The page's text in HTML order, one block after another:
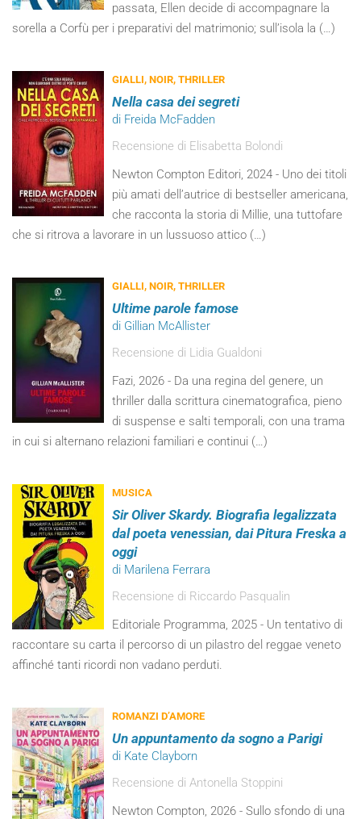
passata, Ellen decide di accompagnare la
sorella a Corfù per i preparativi del matrimonio; sull’isola la (…)
GIALLI, NOIR, THRILLER
Nella casa dei segreti
di Freida McFadden
Recensione di Elisabetta Bolondi
Newton Compton Editori, 2024 - Uno dei titoli
più amati dell’autrice di bestseller americana,
che racconta la storia di Millie, una tuttofare
che si ritrova a lavorare in un lussuoso attico (…)
GIALLI, NOIR, THRILLER
Ultime parole famose
di Gillian McAllister
Recensione di Lidia Gualdoni
Fazi, 2026 - Da una regina del genere, un
thriller dalla scrittura cinematografica, pieno
di suspense e salti temporali, con una trama
in cui si alternano relazioni familiari e continui (…)
MUSICA
Sir Oliver Skardy. Biografia legalizzata
dal poeta venessian, dai Pitura Freska a
oggi
di Marilena Ferrara
Recensione di Riccardo Pasqualin
Editoriale Programma, 2025 - Un tentativo di
raccontare su carta il percorso di un pilastro del reggae veneto
affinché tanti ricordi non vadano perduti.
ROMANZI D’AMORE
Un appuntamento da sogno a Parigi
di Kate Clayborn
Recensione di Antonella Stoppini
Newton Compton, 2026 - Sullo sfondo di una